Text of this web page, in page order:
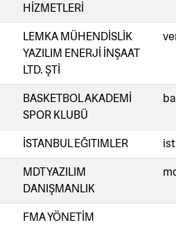
HİZMETLERİ
LEMKA MÜHENDİSLİK
YAZILIM ENERJİ İNŞAAT
LTD. ŞTİ
BASKETBOL AKADEMİ
SPOR KLUBÜ
İSTANBUL EĞITIMLER
MDT YAZILIM
DANIŞMANLIK
FMA YÖNETİM